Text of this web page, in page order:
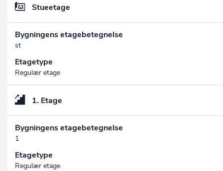
Stueetage
Bygningens etagebetegnelse
st
Etagetype
Regulær etage
1. Etage
Bygningens etagebetegnelse
1
Etagetype
Regulær etage